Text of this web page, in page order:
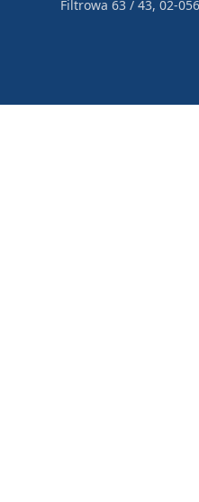
Filtrowa 63 / 43, 02-